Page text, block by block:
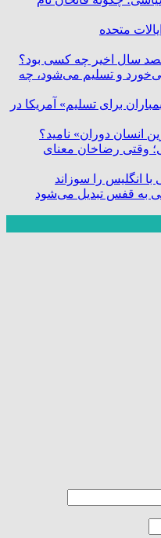
متحده
سال اخیر چه کسی بود؟
و تسلیم می‌شود، چه
برای تسلیم» آمریکا در
انسان دوران» نامید؟
وقتی رضاخان معنای
انگلیس را سوزاند
به قفس تبدیل می‌شود